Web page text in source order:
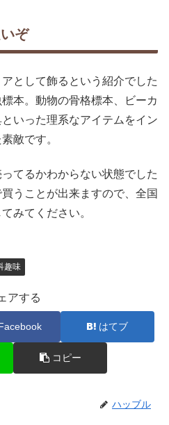
ぞ
として飾るという紹介でした
本。動物の骨格標本、ビーカ
いった理系なアイテムをイン
敵です。
てるかわからない状態でした
うことが出来ますので、全国
みてください。
趣味
アする
はてブ
コピー
ハッブル